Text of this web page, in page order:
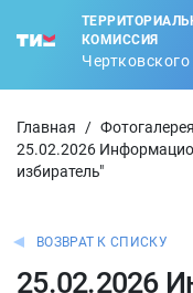
КОМИССИЯ
Главная / Фотогалерея
25.02.2026
избиратель"
ВОЗВРАТ К СПИСКУ
25.02.2026